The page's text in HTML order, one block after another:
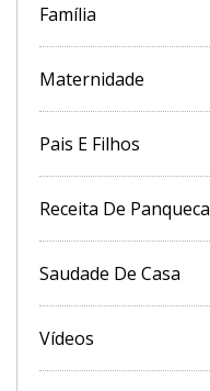
Família
Maternidade
Pais E Filhos
Receita De Panqueca
Saudade De Casa
Vídeos